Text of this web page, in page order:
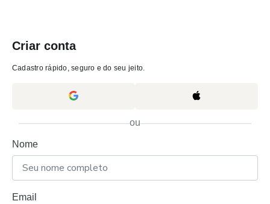
Criar conta
Cadastro rápido, seguro e do seu jeito.
ou
Nome
Email